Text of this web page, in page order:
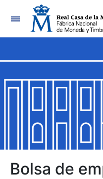
Navegación
Mostrar/Ocultar
Mostrar/Ocultar
Mostrar/Ocultar
Bolsa de